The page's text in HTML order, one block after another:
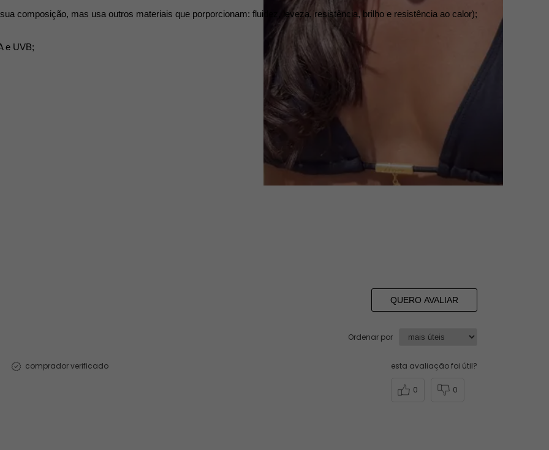
composição, mas usa outros materiais que porporcionam: fluidez, leveza, resistência, brilho e resistência ao calor);
e UVB;
QUERO AVALIAR
Ordenar por
comprador verificado esta avaliação foi útil?
0 0